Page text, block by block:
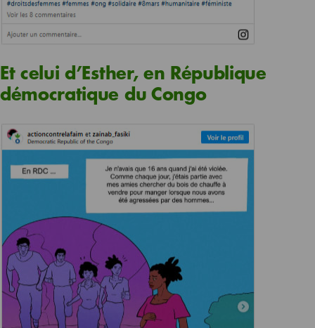
Et celui d’Esther, en République
démocratique du Congo